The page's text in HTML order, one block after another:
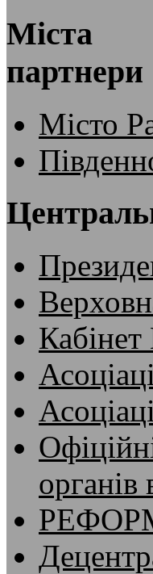
Міста
партнери
Місто
Кабінет
органів